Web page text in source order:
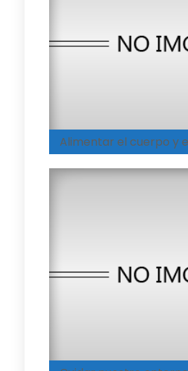
Alimentar el cuerpo y